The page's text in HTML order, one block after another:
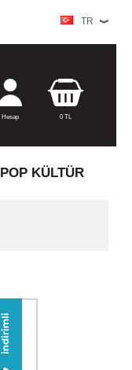
TR
Hesap 0TL
POP KÜLTÜR